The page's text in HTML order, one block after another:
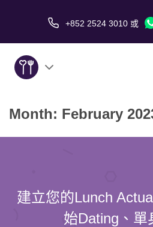
+852 2524 3010 或
關於我們
傳媒報導
Month: February
建立您的Lunch
始Dating、單